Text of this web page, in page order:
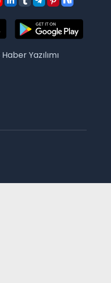
Haber Yazılımı